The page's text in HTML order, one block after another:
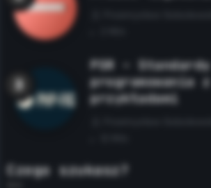
PSR – Standardy
programowania z
przykładami
Czego szukasz?